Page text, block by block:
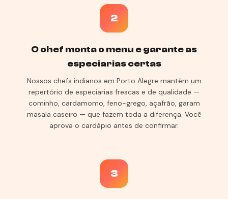
2
O chef monta o menu e garante as
especiarias certas
Nossos chefs indianos em Porto Alegre mantêm um
repertório de especiarias frescas e de qualidade —
cominho, cardamomo, feno-grego, açafrão, garam
masala caseiro — que fazem toda a diferença. Você
aprova o cardápio antes de confirmar.
3